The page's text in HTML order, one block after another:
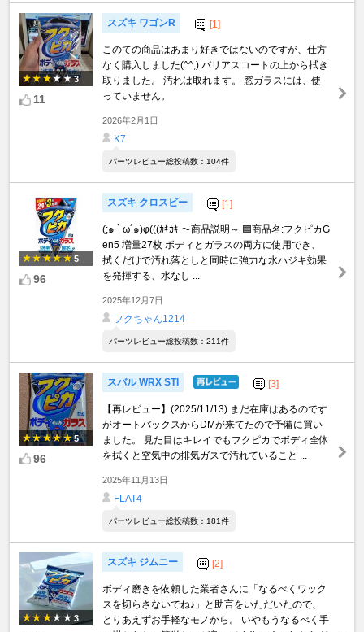
3
11
スズキ ワゴンR [1]
このての商品はあまり好きではないのですが、仕方
なく購入しました(^^;) バリアスコートの上から拭き
取りました。 汚れは取れます。 窓ガラスには、使
っていません。
2026年2月1日
K7
パーツレビュー総投稿数：104件
5
96
スズキ クロスビー [1]
(;๑ ` ω´๑)φ(((ｶｷｶｷ ～商品説明～ 🟦商品名:フクピカG
en5 増量27枚 ボディとガラスの両方に使用でき、
拭くだけで汚れ落としと同時に強力な水ハジキ効果
を発揮する、水なし ...
2025年12月7日
フクちゃん1214
パーツレビュー総投稿数：211件
5
96
スバル WRX STI [3]
【再レビュー】(2025/11/13) まだ在庫はあるのです
がオートバックスからDMが来てたので予備に買い
ました。 見た目はキレイでもフクピカでボディ全体
を拭くと空気中の排気ガスで汚れていること ...
2025年11月13日
FLAT4
パーツレビュー総投稿数：181件
3
スズキ ジムニー [2]
ボディ磨きを依頼した業者さんに「なるべくワック
スを切らさないでね♪」と助言をいただいたので、
とりあえずお手軽なモノから。 いやもうなるべく手